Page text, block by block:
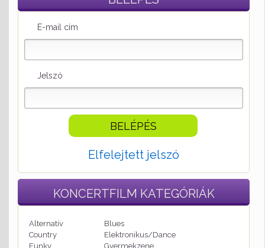
E-mail cím
Jelszó
Elfelejtett jelszó
KONCERTFILM KATEGÓRIÁK
Alternatív
Blues
Country
Elektronikus/Dance
Funky
Gyermekzene